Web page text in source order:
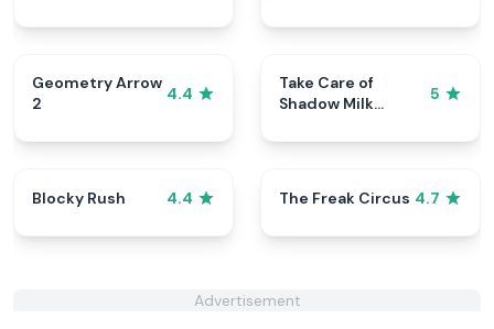
Geometry Arrow
2
4.4
Take Care of
Shadow Milk
5
Blocky Rush 4.4 The Freak Circus 4.7
Advertisement